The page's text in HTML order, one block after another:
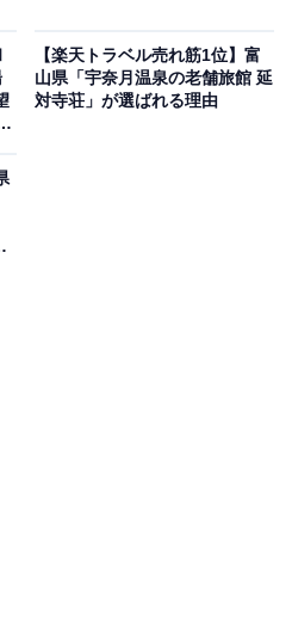
【楽天トラベル売れ筋1位】富
山県「宇奈月温泉の老舗旅館 延
対寺荘」が選ばれる理由